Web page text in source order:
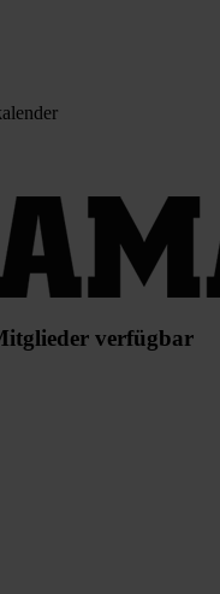
verfügbar